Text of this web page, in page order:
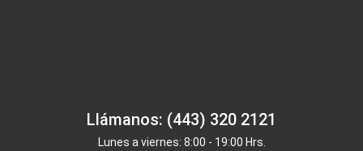
Llámanos: (443) 320 2121
Lunes a viernes: 8:00 - 19:00 Hrs.